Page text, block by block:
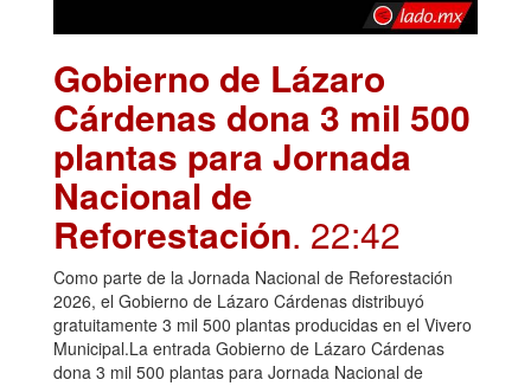
Gobierno de Lázaro
Cárdenas dona 3 mil 500
plantas para Jornada
Nacional de
Reforestación. 22:42
Como parte de la Jornada Nacional de Reforestación
2026, el Gobierno de Lázaro Cárdenas distribuyó
gratuitamente 3 mil 500 plantas producidas en el Vivero
Municipal.La entrada Gobierno de Lázaro Cárdenas
dona 3 mil 500 plantas para Jornada Nacional de